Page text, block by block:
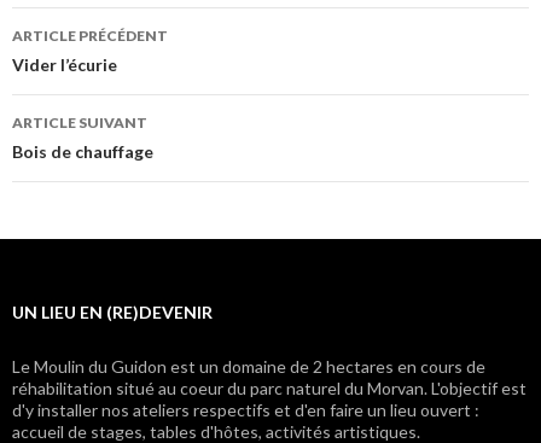
Navigation
des
articles
ARTICLE PRÉCÉDENT
Vider l’écurie
ARTICLE SUIVANT
Bois de chauffage
UN LIEU EN (RE)DEVENIR
Le Moulin du Guidon est un domaine de 2 hectares en cours de
réhabilitation situé au coeur du parc naturel du Morvan. L'objectif est
d'y installer nos ateliers respectifs et d'en faire un lieu ouvert :
accueil de stages, tables d'hôtes, activités artistiques.